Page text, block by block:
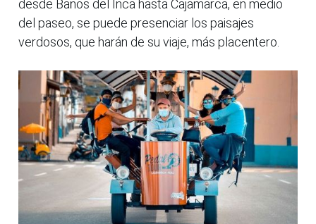
desde Baños del Inca hasta Cajamarca, en medio
del paseo, se puede presenciar los paisajes
verdosos, que harán de su viaje, más placentero.